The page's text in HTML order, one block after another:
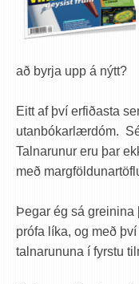
að byrja upp á nýtt?
Eitt af því erfiðasta
utanbókarlærdóm.
Talnarunur eru þar
með
Þegar ég sá
prófa líka, og með
talnarununa í fyrstu